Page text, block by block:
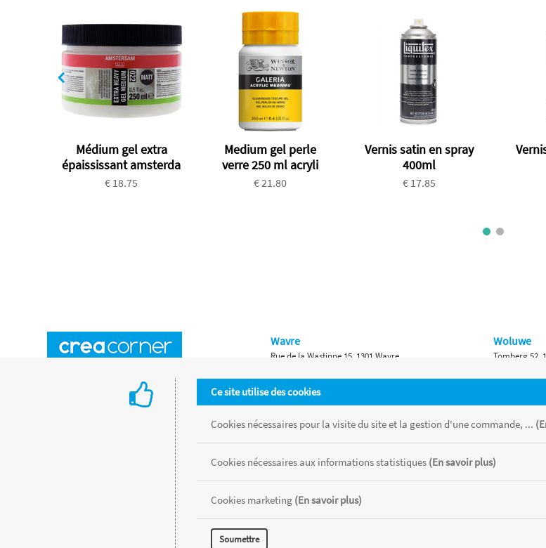
Médium gel extra
épaississant amsterda
€ 18.75
Medium gel perle
verre 250 ml acryli
€ 21.80
Vernis satin en spray
400ml
€ 17.85
Ce site utilise des cookies
Cookies nécessaires pour la visite du site et la gestion d'une commande, ...
Cookies nécessaires aux informations statistiques (En savoir plus)
Cookies marketing (En savoir plus)
Soumettre
Wavre
Rue de la Wastinne 15, 1301 Wavre
Waterloo
Chaussée de Bruxelles 315, 1410 Waterloo
Woluwe
Tomberg 52,
Namur
Tous les produits sont vendus dans la limite des stocks disponibles de chaque magasin, toutes taxes comprises.